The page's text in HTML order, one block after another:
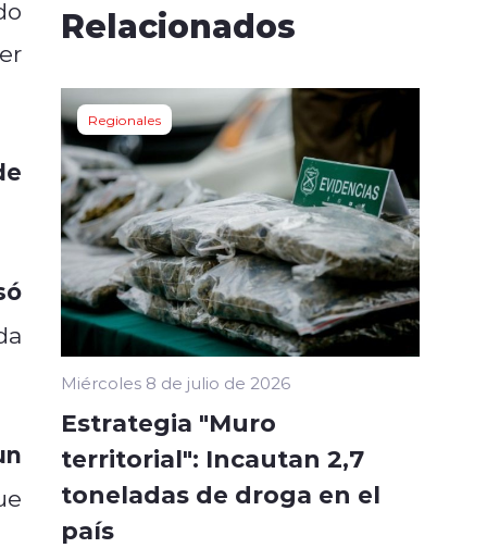
Relacionados
Regionales
Miércoles 8 de julio de 2026
Estrategia "Muro
territorial": Incautan 2,7
toneladas de droga en el
país